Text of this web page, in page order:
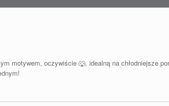
motywem, oczywiście 🐺, idealną na chłodniejsze